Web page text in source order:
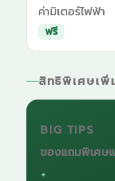
ค่ามิเตอร์ไฟฟ้า
ฟรี
สิทธิพิเศษเพิ่
BIG TIPS
ของแถมพิเศษแ